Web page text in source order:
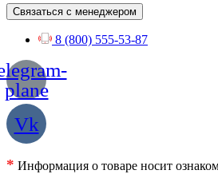
Связаться с менеджером
8 (800) 555-53-87
plane
Vk
* Информация о товаре носит